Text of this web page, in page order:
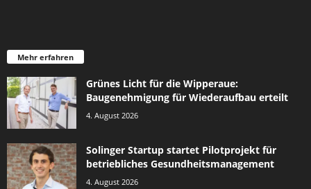
Mehr erfahren
Grünes Licht für die Wipperaue:
Baugenehmigung für Wiederaufbau erteilt
4. August 2026
Solinger Startup startet Pilotprojekt für
betriebliches Gesundheitsmanagement
4. August 2026